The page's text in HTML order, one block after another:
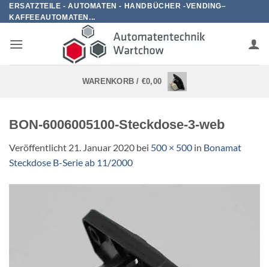
Zum
Inhalt
ERSATZTEILE - AUTOMATEN - HANDBÜCHER -VENDING–
KAFFEEAUTOMATEN...
WARENKORB / €0,00
BON-6006005100-Steckdose-3-web
Veröffentlicht 21. Januar 2020 bei 500 × 500 in Bonamat
Steckdose B-Serie ab 11/2000